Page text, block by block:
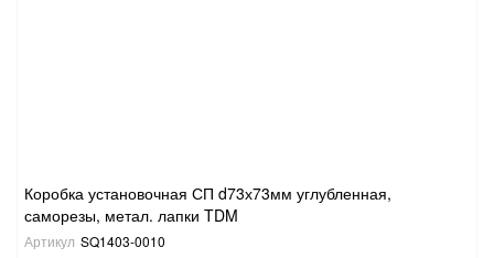
Коробка установочная СП d73х73мм углубленная,
саморезы, метал. лапки TDM
Артикул SQ1403-0010